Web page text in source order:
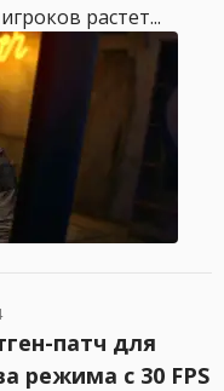
растет...
патч для
режима с 30 FPS